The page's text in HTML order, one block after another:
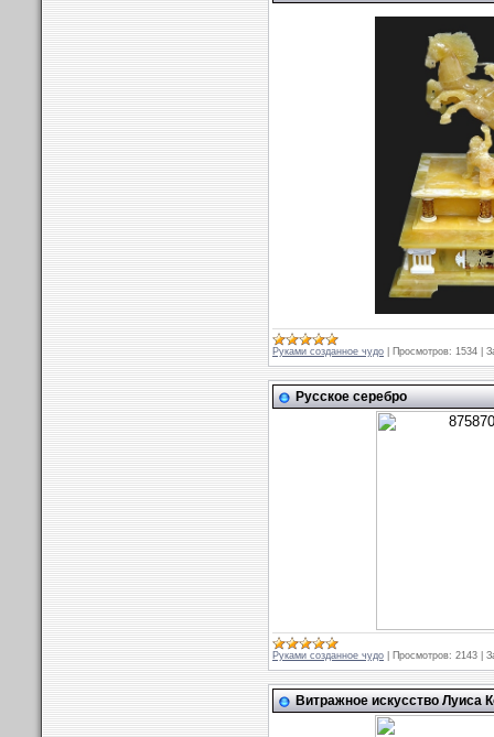
Руками созданное чудо Просмотров: 1534
Русское серебро
Руками созданное чудо Просмотров: 2143
Витражное искусcтво